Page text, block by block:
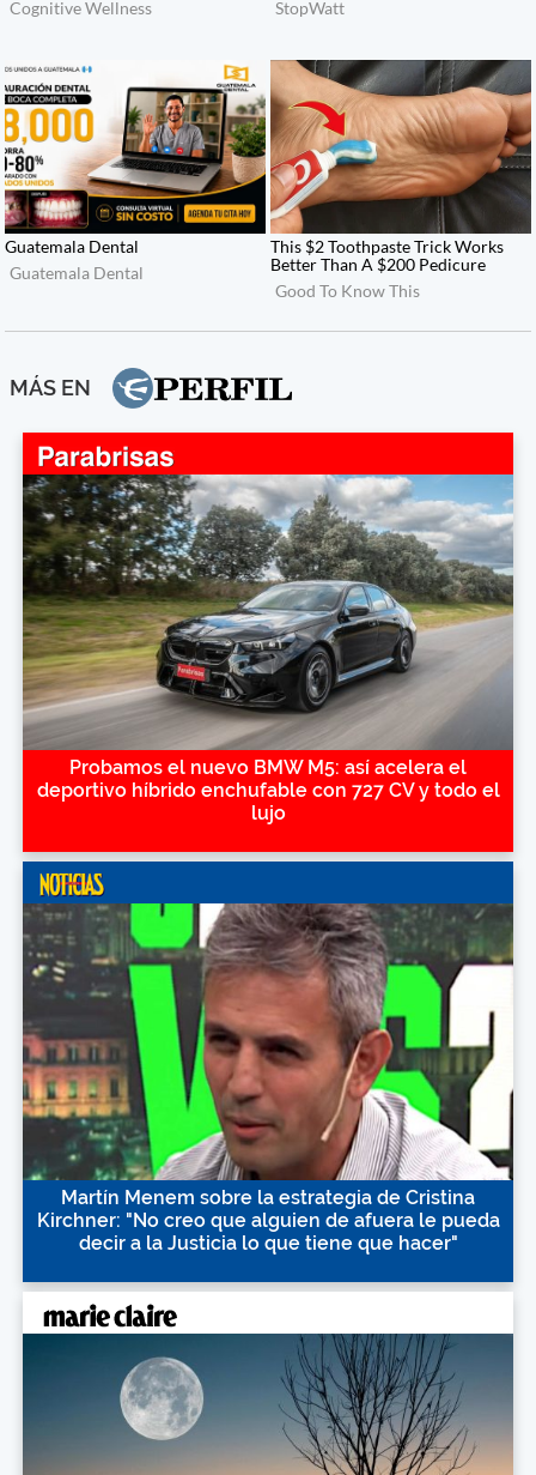
MÁS EN
Probamos el nuevo BMW M5: así acelera el
deportivo híbrido enchufable con 727 CV y todo el
lujo
Martín Menem sobre la estrategia de Cristina
Kirchner: "No creo que alguien de afuera le pueda
decir a la Justicia lo que tiene que hacer"